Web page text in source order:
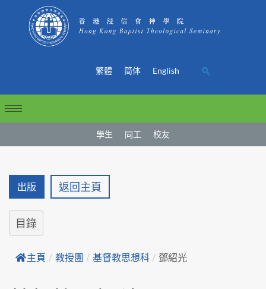
繁體 简体 English
學生 同工 校友
出版 返回主頁
目錄
主頁 / 教授團 / 基督教思想科 / 鄧紹光